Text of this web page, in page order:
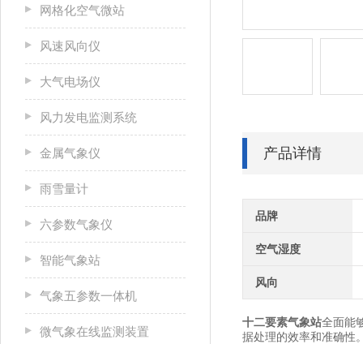
网格化空气微站
风速风向仪
大气电场仪
风力发电监测系统
金属气象仪
雨雪量计
六参数气象仪
智能气象站
气象五参数一体机
微气象在线监测装置
产品详情
品牌
空气湿度
风向
十二要素气象站全面能
据处理的效率和准确性